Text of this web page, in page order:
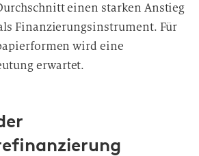
einen starken Anstieg
Finanzierungsinstrument. Für
wird eine
erwartet.